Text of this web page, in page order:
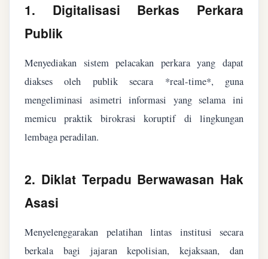
1. Digitalisasi Berkas Perkara
Publik
Menyediakan sistem pelacakan perkara yang dapat
diakses oleh publik secara *real-time*, guna
mengeliminasi asimetri informasi yang selama ini
memicu praktik birokrasi koruptif di lingkungan
lembaga peradilan.
2. Diklat Terpadu Berwawasan Hak
Asasi
Menyelenggarakan pelatihan lintas institusi secara
berkala bagi jajaran kepolisian, kejaksaan, dan